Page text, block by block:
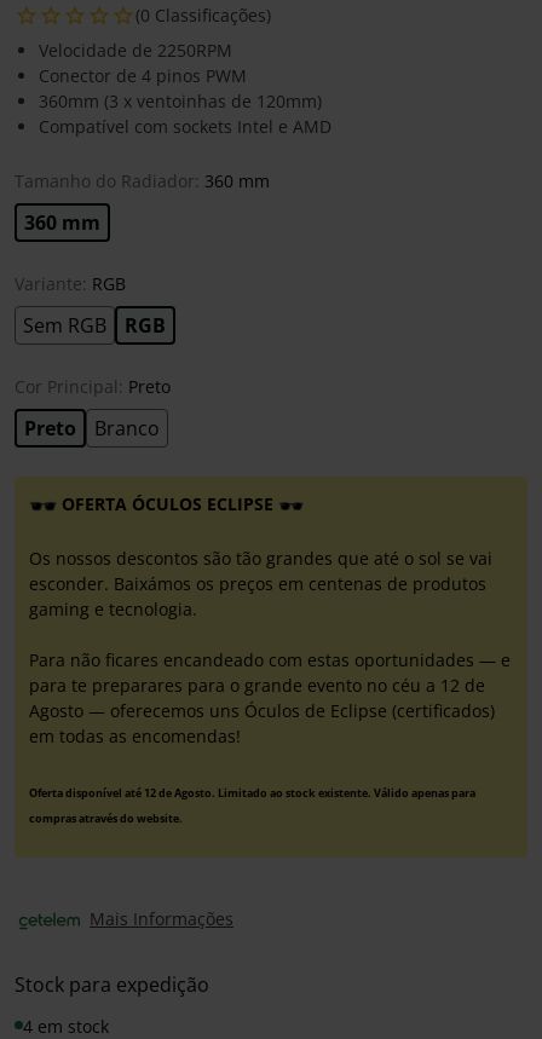
(0 Classificações)
Velocidade de 2250RPM
Conector de 4 pinos PWM
360mm (3 x ventoinhas de 120mm)
Compatível com sockets Intel e AMD
Tamanho do Radiador: 360 mm
360 mm
Variante: RGB
Sem RGB RGB
Cor Principal: Preto
Preto Branco
OFERTA ÓCULOS ECLIPSE
Os nossos descontos são tão grandes que até o sol se vai
esconder. Baixámos os preços em centenas de produtos
gaming e tecnologia.
Para não ficares encandeado com estas oportunidades — e
para te preparares para o grande evento no céu a 12 de
Agosto — oferecemos uns Óculos de Eclipse (certificados)
em todas as encomendas!
Oferta disponível até 12 de Agosto. Limitado ao stock existente. Válido apenas para
compras através do website.
Mais Informações
Stock para expedição
4 em stock